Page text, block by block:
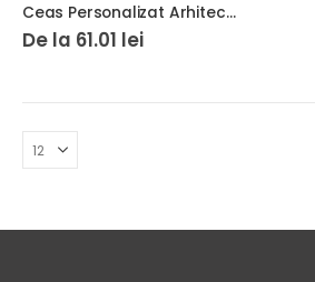
Ceas Personalizat Arhitect Constructor
De la 61.01 lei